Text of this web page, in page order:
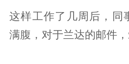
这样工作了几周后，同
满腹，对于兰达的邮件，